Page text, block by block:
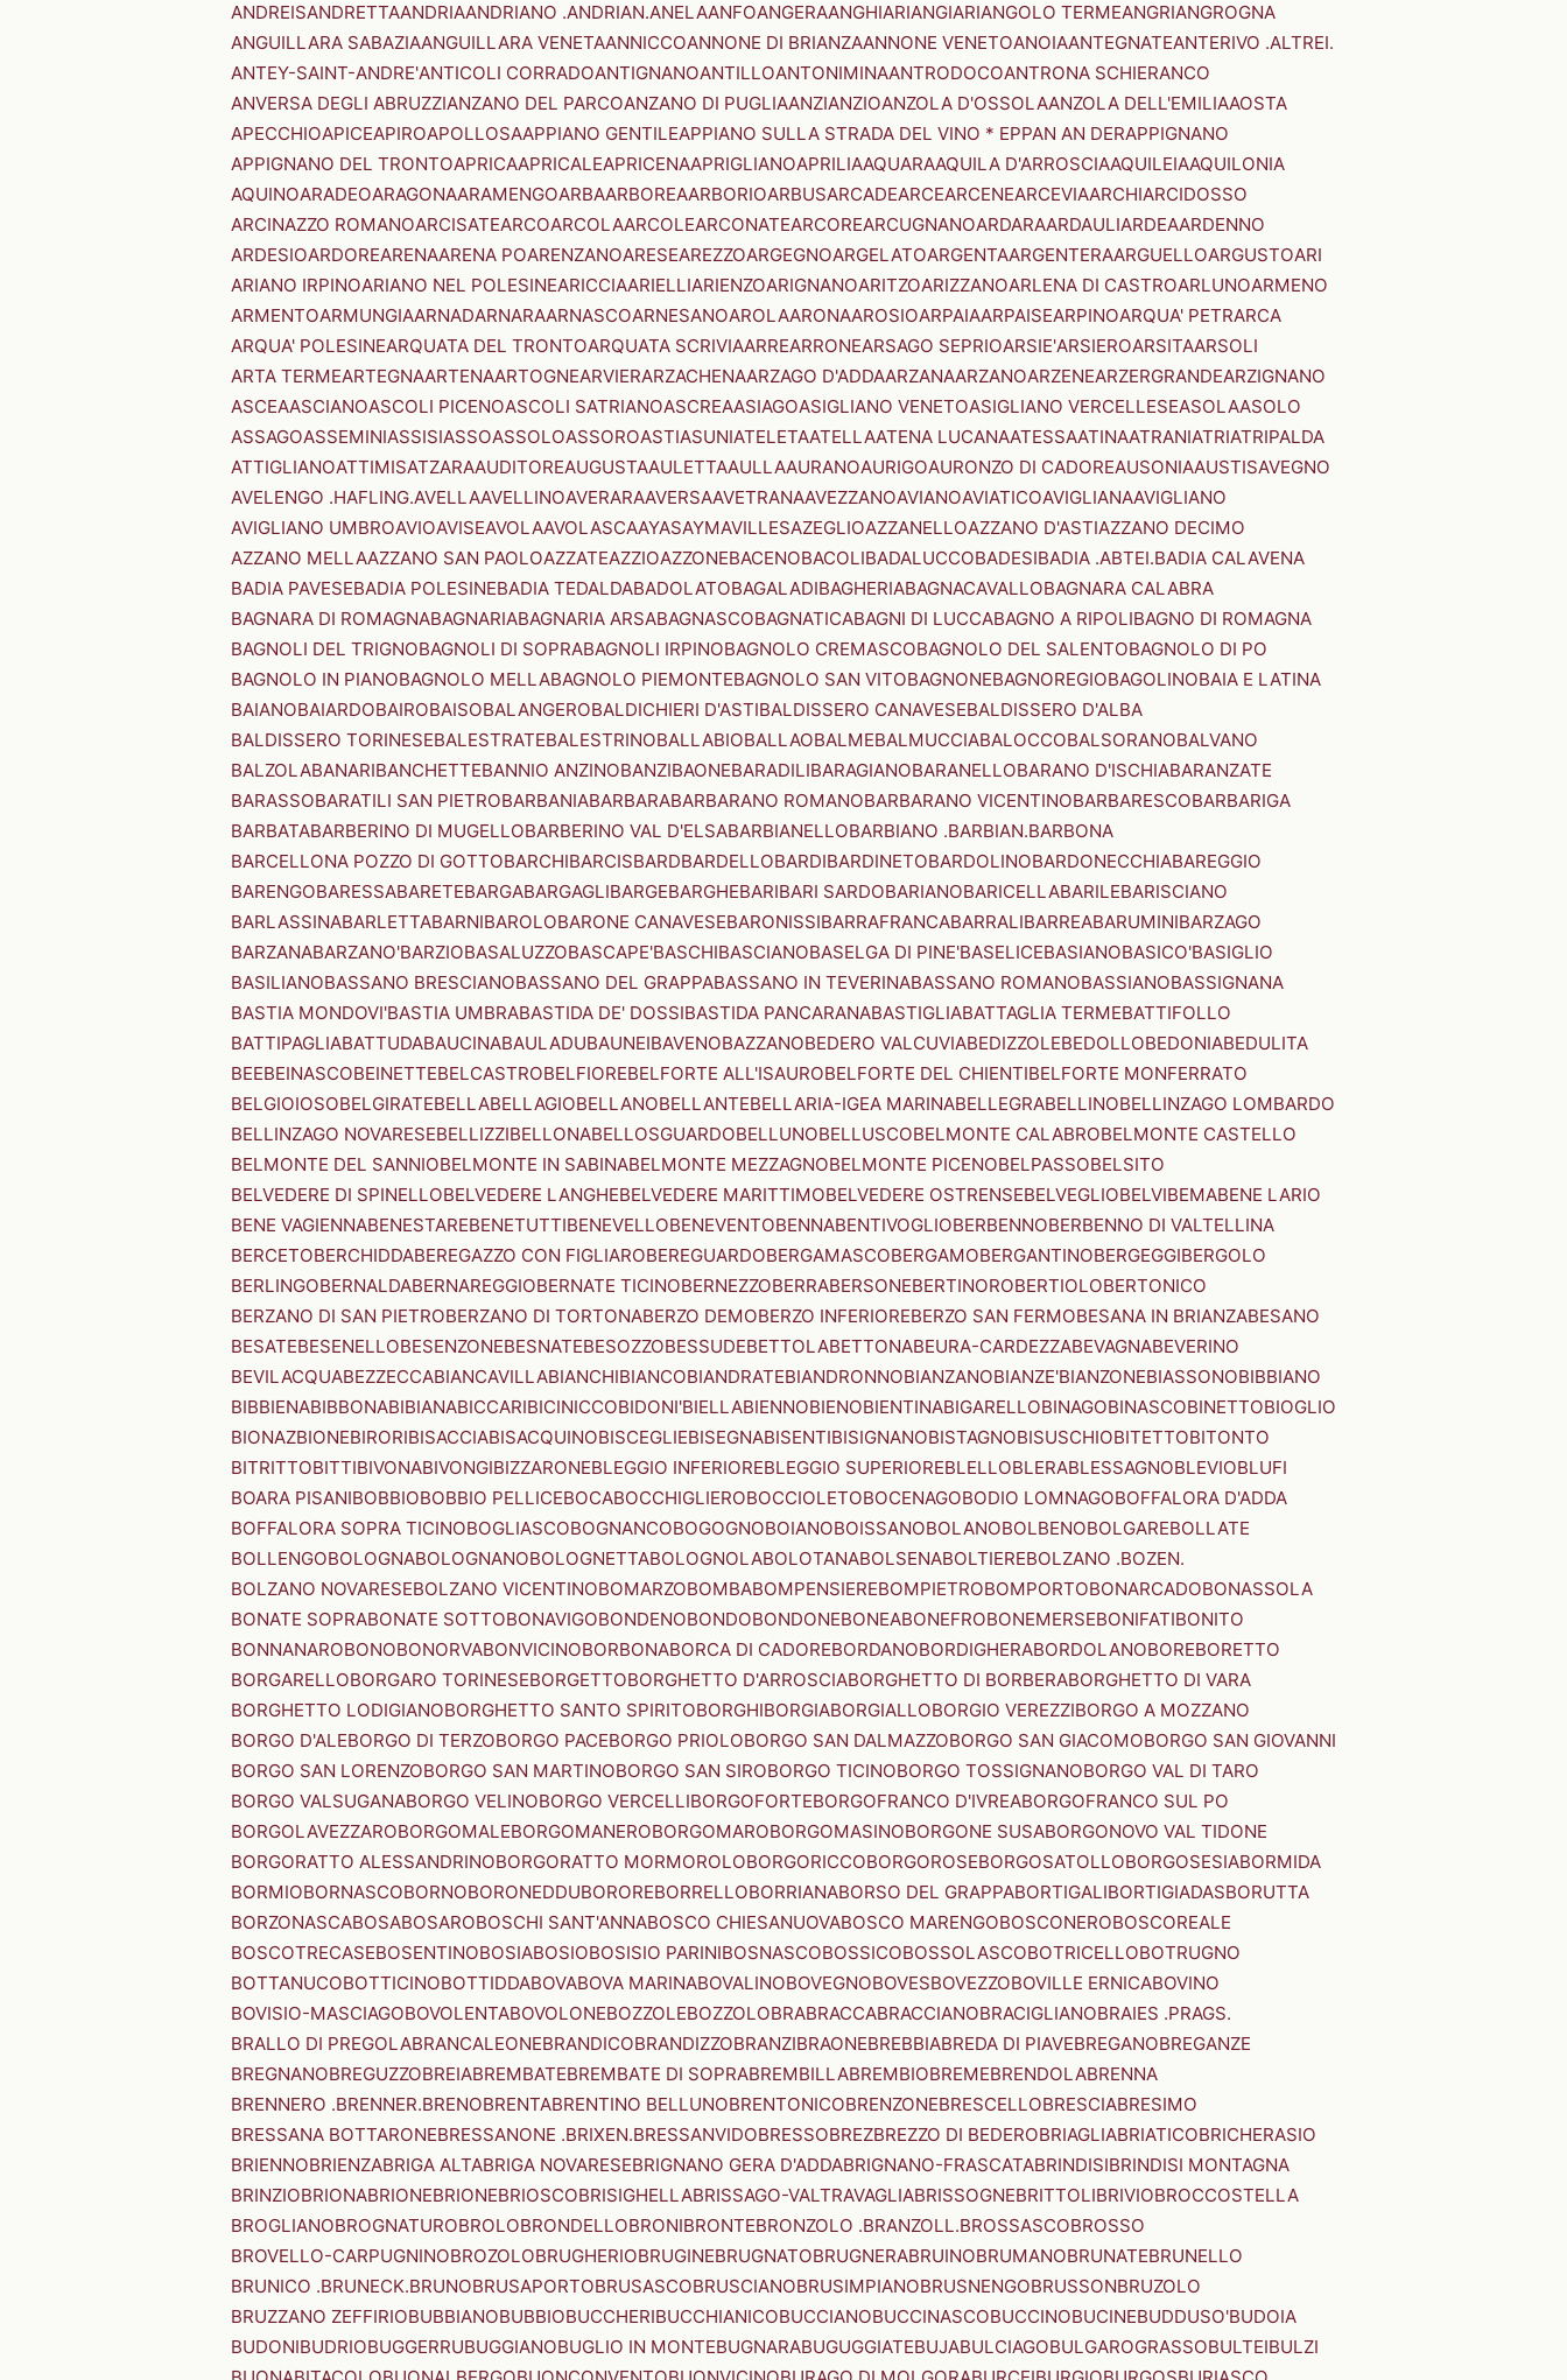
ANDREISANDRETTAANDRIAANDRIANO .ANDRIAN.ANELAANFOANGERAANGHIARIANGIARIANGOLO TERMEANGRIANGROGNA
ANGUILLARA SABAZIAANGUILLARA VENETAANNICCOANNONE DI BRIANZAANNONE VENETOANOIAANTEGNATEANTERIVO .ALTREI.
ANTEY-SAINT-ANDRE'ANTICOLI CORRADOANTIGNANOANTILLOANTONIMINAANTRODOCOANTRONA SCHIERANCO
ANVERSA DEGLI ABRUZZIANZANO DEL PARCOANZANO DI PUGLIAANZIANZIOANZOLA D'OSSOLAANZOLA DELL'EMILIAAOSTA
APECCHIOAPICEAPIROAPOLLOSAAPPIANO GENTILEAPPIANO SULLA STRADA DEL VINO * EPPAN AN DERAPPIGNANO
APPIGNANO DEL TRONTOAPRICAAPRICALEAPRICENAAPRIGLIANOAPRILIAAQUARAAQUILA D'ARROSCIAAQUILEIAAQUILONIA
AQUINOARADEOARAGONAARAMENGOARBAARBOREAARBORIOARBUSARCADEARCEARCENEARCEVIAARCHIARCIDOSSO
ARCINAZZO ROMANOARCISATEARCOARCOLAARCOLEARCONATEARCOREARCUGNANOARDARAARDAULIARDEAARDENNO
ARDESIOARDOREARENAARENA POARENZANOARESEAREZZOARGEGNOARGELATOARGENTAARGENTERAARGUELLOARGUSTOARI
ARIANO IRPINOARIANO NEL POLESINEARICCIAARIELLIARIENZOARIGNANOARITZOARIZZANOARLENA DI CASTROARLUNOARMENO
ARMENTOARMUNGIAARNADARNARAARNASCOARNESANOAROLAARONAAROSIOARPAIAARPAISEARPINOARQUA' PETRARCA
ARQUA' POLESINEARQUATA DEL TRONTOARQUATA SCRIVIAARREARRONEARSAGO SEPRIOARSIE'ARSIEROARSITAARSOLI
ARTA TERMEARTEGNAARTENAARTOGNEARVIERARZACHENAARZAGO D'ADDAARZANAARZANOARZENEARZERGRANDEARZIGNANO
ASCEAASCIANOASCOLI PICENOASCOLI SATRIANOASCREAASIAGOASIGLIANO VENETOASIGLIANO VERCELLESEASOLAASOLO
ASSAGOASSEMINIASSISIASSOASSOLOASSOROASTIASUNIATELETAATELLAATENA LUCANAATESSAATINAATRANIATRIATRIPALDA
ATTIGLIANOATTIMISATZARAAUDITOREAUGUSTAAULETTAAULLAAURANOAURIGOAURONZO DI CADOREAUSONIAAUSTISAVEGNO
AVELENGO .HAFLING.AVELLAAVELLINOAVERARAAVERSAAVETRANAAVEZZANOAVIANOAVIATICOAVIGLIANAAVIGLIANO
AVIGLIANO UMBROAVIOAVISEAVOLAAVOLASCAAYASAYMAVILLESAZEGLIOAZZANELLOAZZANO D'ASTIAZZANO DECIMO
AZZANO MELLAAZZANO SAN PAOLOAZZATEAZZIOAZZONEBACENOBACOLIBADALUCCOBADESIBADIA .ABTEI.BADIA CALAVENA
BADIA PAVESEBADIA POLESINEBADIA TEDALDABADOLATOBAGALADIBAGHERIABAGNACAVALLOBAGNARA CALABRA
BAGNARA DI ROMAGNABAGNARIABAGNARIA ARSABAGNASCOBAGNATICABAGNI DI LUCCABAGNO A RIPOLIBAGNO DI ROMAGNA
BAGNOLI DEL TRIGNOBAGNOLI DI SOPRABAGNOLI IRPINOBAGNOLO CREMASCOBAGNOLO DEL SALENTOBAGNOLO DI PO
BAGNOLO IN PIANOBAGNOLO MELLABAGNOLO PIEMONTEBAGNOLO SAN VITOBAGNONEBAGNOREGIOBAGOLINOBAIA E LATINA
BAIANOBAIARDOBAIROBAISOBALANGEROBALDICHIERI D'ASTIBALDISSERO CANAVESEBALDISSERO D'ALBA
BALDISSERO TORINESEBALESTRATEBALESTRINOBALLABIOBALLAOBALMEBALMUCCIABALOCCOBALSORANOBALVANO
BALZOLABANARIBANCHETTEBANNIO ANZINOBANZIBAONEBARADILIBARAGIANOBARANELLOBARANO D'ISCHIABARANZATE
BARASSOBARATILI SAN PIETROBARBANIABARBARABARBARANO ROMANOBARBARANO VICENTINOBARBARESCOBARBARIGA
BARBATABARBERINO DI MUGELLOBARBERINO VAL D'ELSABARBIANELLOBARBIANO .BARBIAN.BARBONA
BARCELLONA POZZO DI GOTTOBARCHIBARCISBARDBARDELLOBARDIBARDINETOBARDOLINOBARDONECCHIABAREGGIO
BARENGOBARESSABARETEBARGABARGAGLIBARGEBARGHEBARIBARI SARDOBARIANOBARICELLABARILEBARISCIANO
BARLASSINABARLETTABARNIBAROLOBARONE CANAVESEBARONISSIBARRAFRANCABARRALIBARREABARUMINIBARZAGO
BARZANABARZANO'BARZIOBASALUZZOBASCAPE'BASCHIBASCIANOBASELGA DI PINE'BASELICEBASIANOBASICO'BASIGLIO
BASILIANOBASSANO BRESCIANOBASSANO DEL GRAPPABASSANO IN TEVERINABASSANO ROMANOBASSIANOBASSIGNANA
BASTIA MONDOVI'BASTIA UMBRABASTIDA DE' DOSSIBASTIDA PANCARANABASTIGLIABATTAGLIA TERMEBATTIFOLLO
BATTIPAGLIABATTUDABAUCINABAULADUBAUNEIBAVENOBAZZANOBEDERO VALCUVIABEDIZZOLEBEDOLLOBEDONIABEDULITA
BEEBEINASCOBEINETTEBELCASTROBELFIOREBELFORTE ALL'ISAUROBELFORTE DEL CHIENTIBELFORTE MONFERRATO
BELGIOIOSOBELGIRATEBELLABELLAGIOBELLANOBELLANTEBELLARIA-IGEA MARINABELLEGRABELLINOBELLINZAGO LOMBARDO
BELLINZAGO NOVARESEBELLIZZIBELLONABELLOSGUARDOBELLUNOBELLUSCOBELMONTE CALABROBELMONTE CASTELLO
BELMONTE DEL SANNIOBELMONTE IN SABINABELMONTE MEZZAGNOBELMONTE PICENOBELPASSOBELSITO
BELVEDERE DI SPINELLOBELVEDERE LANGHEBELVEDERE MARITTIMOBELVEDERE OSTRENSEBELVEGLIOBELVIBEMABENE LARIO
BENE VAGIENNABENESTAREBENETUTTIBENEVELLOBENEVENTOBENNABENTIVOGLIOBERBENNOBERBENNO DI VALTELLINA
BERCETOBERCHIDDABEREGAZZO CON FIGLIAROBEREGUARDOBERGAMASCOBERGAMOBERGANTINOBERGEGGIBERGOLO
BERLINGOBERNALDABERNAREGGIOBERNATE TICINOBERNEZZOBERRABERSONEBERTINOROBERTIOLOBERTONICO
BERZANO DI SAN PIETROBERZANO DI TORTONABERZO DEMOBERZO INFERIOREBERZO SAN FERMOBESANA IN BRIANZABESANO
BESATEBESENELLOBESENZONEBESNATEBESOZZOBESSUDEBETTOLABETTONABEURA-CARDEZZABEVAGNABEVERINO
BEVILACQUABEZZECCABIANCAVILLABIANCHIBIANCOBIANDRATEBIANDRONNOBIANZANOBIANZE'BIANZONEBIASSONOBIBBIANO
BIBBIENABIBBONABIBIANABICCARIBICINICCOBIDONI'BIELLABIENNOBIENOBIENTINABIGARELLOBINAGOBINASCOBINETTOBIOGLIO
BIONAZBIONEBIRORIBISACCIABISACQUINOBISCEGLIEBISEGNABISENTIBISIGNANOBISTAGNOBISUSCHIOBITETTOBITONTO
BITRITTOBITTIBIVONABIVONGIBIZZARONEBLEGGIO INFERIOREBLEGGIO SUPERIOREBLELLOBLERABLESSAGNOBLEVIOBLUFI
BOARA PISANIBOBBIOBOBBIO PELLICEBOCABOCCHIGLIEROBOCCIOLETOBOCENAGOBODIO LOMNAGOBOFFALORA D'ADDA
BOFFALORA SOPRA TICINOBOGLIASCOBOGNANCOBOGOGNOBOIANOBOISSANOBOLANOBOLBENOBOLGAREBOLLATE
BOLLENGOBOLOGNABOLOGNANOBOLOGNETTABOLOGNOLABOLOTANABOLSENABOLTIEREBOLZANO .BOZEN.
BOLZANO NOVARESEBOLZANO VICENTINOBOMARZOBOMBABOMPENSIEREBOMPIETROBOMPORTOBONARCADOBONASSOLA
BONATE SOPRABONATE SOTTOBONAVIGOBONDENOBONDOBONDONEBONEABONEFROBONEMERSEBONIFATIBONITO
BONNANAROBONOBONORVABONVICINOBORBONABORCA DI CADOREBORDANOBORDIGHERABORDOLANOBOREBORETTO
BORGARELLOBORGARO TORINESEBORGETTOBORGHETTO D'ARROSCIABORGHETTO DI BORBERABORGHETTO DI VARA
BORGHETTO LODIGIANOBORGHETTO SANTO SPIRITOBORGHIBORGIABORGIALLOBORGIO VEREZZIBORGO A MOZZANO
BORGO D'ALEBORGO DI TERZOBORGO PACEBORGO PRIOLOBORGO SAN DALMAZZOBORGO SAN GIACOMOBORGO SAN GIOVANNI
BORGO SAN LORENZOBORGO SAN MARTINOBORGO SAN SIROBORGO TICINOBORGO TOSSIGNANOBORGO VAL DI TARO
BORGO VALSUGANABORGO VELINOBORGO VERCELLIBORGOFORTEBORGOFRANCO D'IVREABORGOFRANCO SUL PO
BORGOLAVEZZAROBORGOMALEBORGOMANEROBORGOMAROBORGOMASINOBORGONE SUSABORGONOVO VAL TIDONE
BORGORATTO ALESSANDRINOBORGORATTO MORMOROLOBORGORICCOBORGOROSEBORGOSATOLLOBORGOSESIABORMIDA
BORMIOBORNASCOBORNOBORONEDDUBOROREBORRELLOBORRIANABORSO DEL GRAPPABORTIGALIBORTIGIADASBORUTTA
BORZONASCABOSABOSAROBOSCHI SANT'ANNABOSCO CHIESANUOVABOSCO MARENGOBOSCONEROBOSCOREALE
BOSCOTRECASEBOSENTINOBOSIABOSIOBOSISIO PARINIBOSNASCOBOSSICOBOSSOLASCOBOTRICELLOBOTRUGNO
BOTTANUCOBOTTICINOBOTTIDDABOVABOVA MARINABOVALINOBOVEGNOBOVESBOVEZZOBOVILLE ERNICABOVINO
BOVISIO-MASCIAGOBOVOLENTABOVOLONEBOZZOLEBOZZOLOBRABRACCABRACCIANOBRACIGLIANOBRAIES .PRAGS.
BRALLO DI PREGOLABRANCALEONEBRANDICOBRANDIZZOBRANZIBRAONEBREBBIABREDA DI PIAVEBREGANOBREGANZE
BREGNANOBREGUZZOBREIABREMBATEBREMBATE DI SOPRABREMBILLABREMBIOBREMEBRENDOLABRENNA
BRENNERO .BRENNER.BRENOBRENTABRENTINO BELLUNOBRENTONICOBRENZONEBRESCELLOBRESCIABRESIMO
BRESSANA BOTTARONEBRESSANONE .BRIXEN.BRESSANVIDOBRESSOBREZBREZZO DI BEDEROBRIAGLIABRIATICOBRICHERASIO
BRIENNOBRIENZABRIGA ALTABRIGA NOVARESEBRIGNANO GERA D'ADDABRIGNANO-FRASCATABRINDISIBRINDISI MONTAGNA
BRINZIOBRIONABRIONEBRIONEBRIOSCOBRISIGHELLABRISSAGO-VALTRAVAGLIABRISSOGNEBRITTOLIBRIVIOBROCCOSTELLA
BROGLIANOBROGNATUROBROLOBRONDELLOBRONIBRONTEBRONZOLO .BRANZOLL.BROSSASCOBROSSO
BROVELLO-CARPUGNINOBROZOLOBRUGHERIOBRUGINEBRUGNATOBRUGNERABRUINOBRUMANOBRUNATEBRUNELLO
BRUNICO .BRUNECK.BRUNOBRUSAPORTOBRUSASCOBRUSCIANOBRUSIMPIANOBRUSNENGOBRUSSONBRUZOLO
BRUZZANO ZEFFIRIOBUBBIANOBUBBIOBUCCHERIBUCCHIANICOBUCCIANOBUCCINASCOBUCCINOBUCINEBUDDUSO'BUDOIA
BUDONIBUDRIOBUGGERRUBUGGIANOBUGLIO IN MONTEBUGNARABUGUGGIATEBUJABULCIAGOBULGAROGRASSOBULTEIBULZI